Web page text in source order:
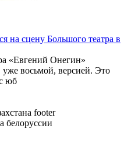
на сцену Большого театра в
«Евгений Онегин»
восьмой, версией. Это
юб
белоруссии